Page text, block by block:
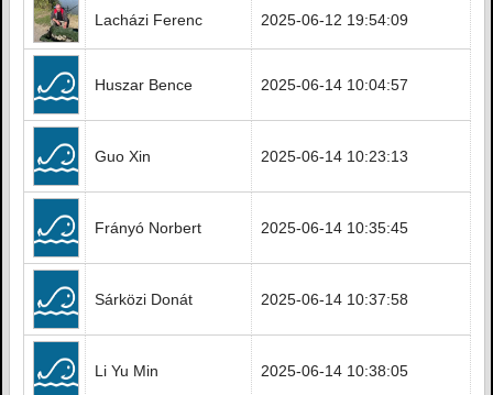
Lacházi Ferenc 2025-06-12 19:54:09
Huszar Bence 2025-06-14 10:04:57
Guo Xin 2025-06-14 10:23:13
Frányó Norbert 2025-06-14 10:35:45
Sárközi Donát 2025-06-14 10:37:58
Li Yu Min 2025-06-14 10:38:05